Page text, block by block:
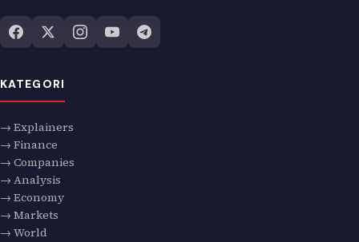
KATEGORI
→ Explainers
→ Finance
→ Companies
→ Analysis
→ Economy
→ Markets
→ World